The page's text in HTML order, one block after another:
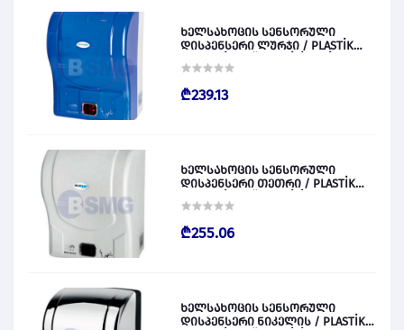
ხელსახოცის სენსორული
დისპენსერი ლურჯი / PLASTİK
₾239.13
ხელსახოცის სენსორული
დისპენსერი თეთრი / PLASTİK
028829
₾255.06
ხელსახოცის სენსორული
დისპენსერი ნიკელის / PLASTİK